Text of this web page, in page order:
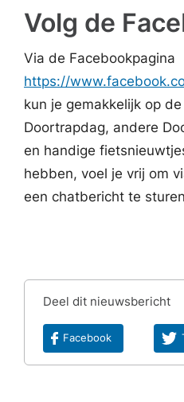
Volg de
Via de Facebookpagina
https://
kun je gemakkelijk op
Doortrapdag, andere
en handige
hebben, voel je vrij om
een chatbericht te
Deel dit nieuwsbericht
Facebook